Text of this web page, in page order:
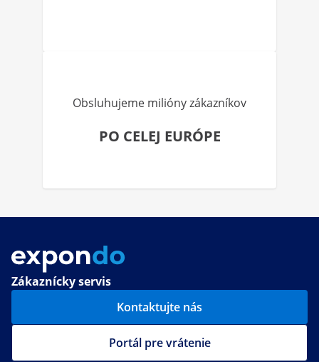
Obsluhujeme milióny zákazníkov
PO CELEJ EURÓPE
Zákaznícky servis
Kontaktujte nás
Portál pre vrátenie